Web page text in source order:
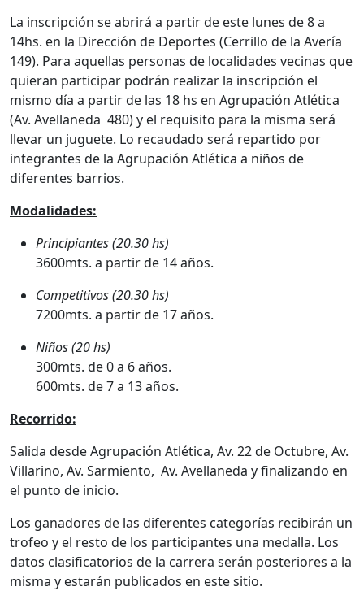
La inscripción se abrirá a partir de este lunes de 8 a
14hs. en la Dirección de Deportes (Cerrillo de la Avería
149). Para aquellas personas de localidades vecinas que
quieran participar podrán realizar la inscripción el
mismo día a partir de las 18 hs en Agrupación Atlética
(Av. Avellaneda 480) y el requisito para la misma será
llevar un juguete. Lo recaudado será repartido por
integrantes de la Agrupación Atlética a niños de
diferentes barrios.
Modalidades:
Principiantes (20.30 hs)
3600mts. a partir de 14 años.
Competitivos (20.30 hs)
7200mts. a partir de 17 años.
Niños (20 hs)
300mts. de 0 a 6 años.
600mts. de 7 a 13 años.
Recorrido:
Salida desde Agrupación Atlética, Av. 22 de Octubre, Av.
Villarino, Av. Sarmiento, Av. Avellaneda y finalizando en
el punto de inicio.
Los ganadores de las diferentes categorías recibirán un
trofeo y el resto de los participantes una medalla. Los
datos clasificatorios de la carrera serán posteriores a la
misma y estarán publicados en este sitio.